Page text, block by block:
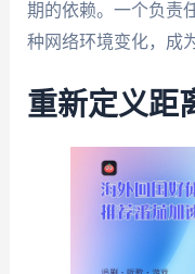
期的依赖。一个负责
种网络环境变化，成
重新定义距